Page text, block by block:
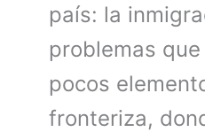
país: la
problemas
pocos
fronteriza,